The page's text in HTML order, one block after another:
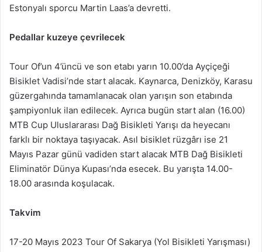
Estonyalı sporcu Martin Laas’a devretti.
Pedallar kuzeye çevrilecek
Tour Of’un 4’üncü ve son etabı yarın 10.00’da Ayçiçeği
Bisiklet Vadisi’nde start alacak. Kaynarca, Denizköy, Karasu
güzergahında tamamlanacak olan yarışın son etabında
şampiyonluk ilan edilecek. Ayrıca bugün start alan (16.00)
MTB Cup Uluslararası Dağ Bisikleti Yarışı da heyecanı
farklı bir noktaya taşıyacak. Asıl bisiklet rüzgârı ise 21
Mayıs Pazar günü vadiden start alacak MTB Dağ Bisikleti
Eliminatör Dünya Kupası’nda esecek. Bu yarışta 14.00-
18.00 arasında koşulacak.
Takvim
17-20 Mayıs 2023 Tour Of Sakarya (Yol Bisikleti Yarışması)